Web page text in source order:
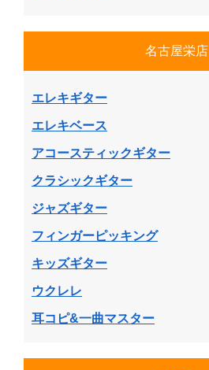
名古屋栄店
エレキギター
エレキベース
アコースティックギター
クラシックギター
ジャズギター
フィンガーピッキング
キッズギター
ウクレレ
耳コピ&一曲マスター